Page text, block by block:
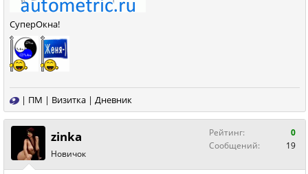
СуперОкна!
| ПМ | Визитка | Дневник
zinka
Новичок
Рейтинг:
0
Сообщений:
19